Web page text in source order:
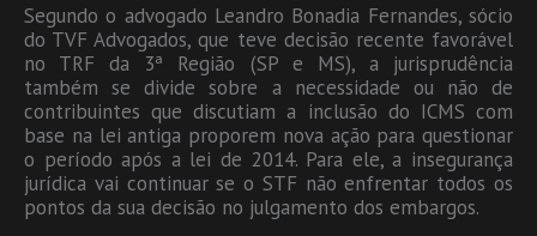
Segundo o advogado Leandro Bonadia Fernandes, sócio
do TVF Advogados, que teve decisão recente favorável
no TRF da 3ª Região (SP e MS), a jurisprudência
também se divide sobre a necessidade ou não de
contribuintes que discutiam a inclusão do ICMS com
base na lei antiga proporem nova ação para questionar
o período após a lei de 2014. Para ele, a insegurança
jurídica vai continuar se o STF não enfrentar todos os
pontos da sua decisão no julgamento dos embargos.